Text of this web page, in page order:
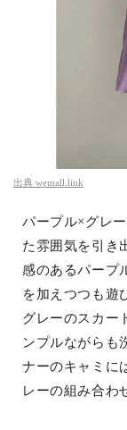
出典 wemall.link
パープル×グレ
た雰囲気を引き
感のあるパープ
を加えつつも遊
グレーのスカー
ンプルながらも
ナーのキャミに
レーの組み合わ